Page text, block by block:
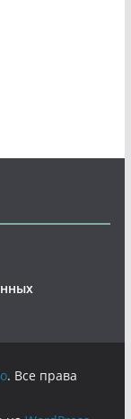
. Все права